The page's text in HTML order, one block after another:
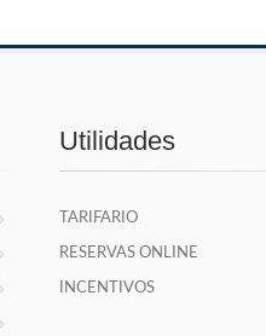
Utilidades
TARIFARIO
RESERVAS ONLINE
INCENTIVOS